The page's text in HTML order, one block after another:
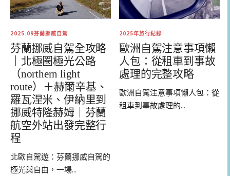
2025.09芬蘭挪威自駕
芬蘭挪威自駕全攻略
｜北極圈極光公路
（northern light
route）＋赫爾辛基、
羅瓦涅米、伊納里到
挪威特隆赫姆｜芬蘭
航空外站出發完整行
程
北歐自駕遊：芬蘭挪威自駕的
極光與自由，一場...
2025年旅行紀錄
歐洲自駕注意事項懶
人包：從租車到事故
處理的完整攻略
歐洲自駕注意事項懶人包：從
租車到事故處理的...